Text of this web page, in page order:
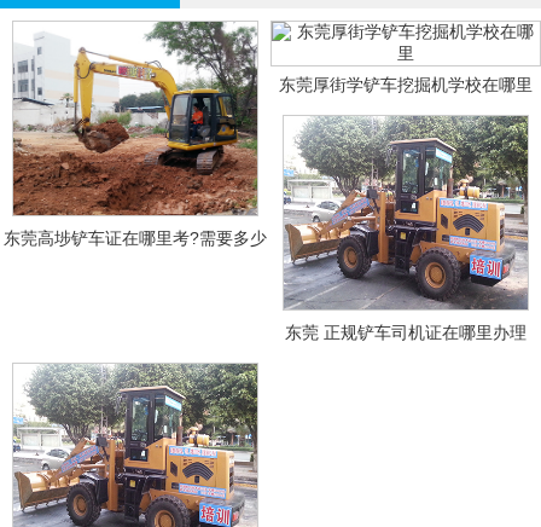
东莞高埗铲车证在哪里考?需要多少
东莞厚街学铲车挖掘机学校在哪里
东莞 正规铲车司机证在哪里办理